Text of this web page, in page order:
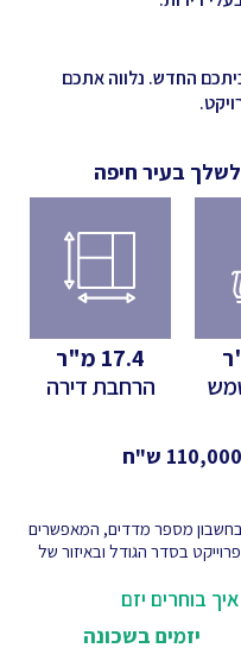
החדש. נלווה אתכם
לשלך בעיר חיפה
17.4 מ"ר
הרחבת דירה
ש"ח
בחשבון מספר מדדים, המאפשרים
בסדר הגודל ובאיזור של
איך בוחרים יזם
יזמים בשכונה